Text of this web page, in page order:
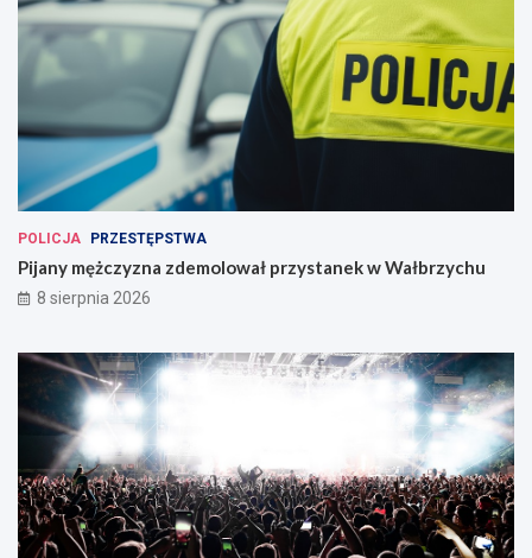
POLICJA PRZESTĘPSTWA
Pijany mężczyzna zdemolował przystanek w Wałbrzychu
8 sierpnia 2026